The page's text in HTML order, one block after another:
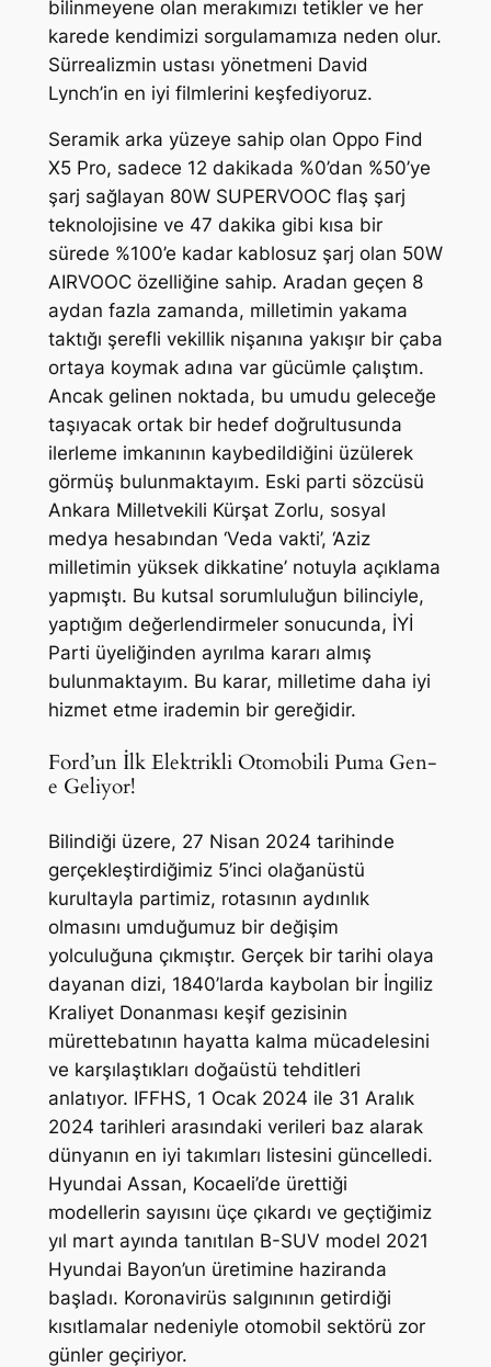
bilinmeyene olan merakımızı tetikler ve her
karede kendimizi sorgulamamıza neden olur.
Sürrealizmin ustası yönetmeni David
Lynch’in en iyi filmlerini keşfediyoruz.
Seramik arka yüzeye sahip olan Oppo Find
X5 Pro, sadece 12 dakikada %0’dan %50’ye
şarj sağlayan 80W SUPERVOOC flaş şarj
teknolojisine ve 47 dakika gibi kısa bir
sürede %100’e kadar kablosuz şarj olan 50W
AIRVOOC özelliğine sahip. Aradan geçen 8
aydan fazla zamanda, milletimin yakama
taktığı şerefli vekillik nişanına yakışır bir çaba
ortaya koymak adına var gücümle çalıştım.
Ancak gelinen noktada, bu umudu geleceğe
taşıyacak ortak bir hedef doğrultusunda
ilerleme imkanının kaybedildiğini üzülerek
görmüş bulunmaktayım. Eski parti sözcüsü
Ankara Milletvekili Kürşat Zorlu, sosyal
medya hesabından ‘Veda vakti’, ‘Aziz
milletimin yüksek dikkatine’ notuyla açıklama
yapmıştı. Bu kutsal sorumluluğun bilinciyle,
yaptığım değerlendirmeler sonucunda, İYİ
Parti üyeliğinden ayrılma kararı almış
bulunmaktayım. Bu karar, milletime daha iyi
hizmet etme irademin bir gereğidir.
Ford’un İlk Elektrikli Otomobili Puma Gen-
e Geliyor!
Bilindiği üzere, 27 Nisan 2024 tarihinde
gerçekleştirdiğimiz 5’inci olağanüstü
kurultayla partimiz, rotasının aydınlık
olmasını umduğumuz bir değişim
yolculuğuna çıkmıştır. Gerçek bir tarihi olaya
dayanan dizi, 1840’larda kaybolan bir İngiliz
Kraliyet Donanması keşif gezisinin
mürettebatının hayatta kalma mücadelesini
ve karşılaştıkları doğaüstü tehditleri
anlatıyor. IFFHS, 1 Ocak 2024 ile 31 Aralık
2024 tarihleri arasındaki verileri baz alarak
dünyanın en iyi takımları listesini güncelledi.
Hyundai Assan, Kocaeli’de ürettiği
modellerin sayısını üçe çıkardı ve geçtiğimiz
yıl mart ayında tanıtılan B-SUV model 2021
Hyundai Bayon’un üretimine haziranda
başladı. Koronavirüs salgınının getirdiği
kısıtlamalar nedeniyle otomobil sektörü zor
günler geçiriyor.